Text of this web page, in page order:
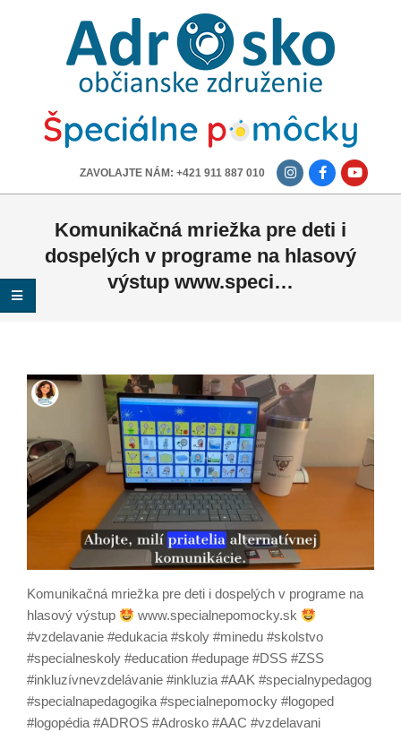
ADROSKO
OBČIANSKE
ZDRUŽENIE
ZAVOLAJTE NÁM: +421 911 887 010
Komunikačná mriežka pre deti i
dospelých v programe na hlasový
výstup www.speci…
Komunikačná mriežka pre deti i dospelých v programe na
hlasový výstup
www.specialnepomocky.sk
#vzdelavanie #edukacia #skoly #minedu #skolstvo
#specialneskoly #education #edupage #DSS #ZSS
#inkluzívnevzdelávanie #inkluzia #AAK #specialnypedagog
#specialnapedagogika #specialnepomocky #logoped
#logopédia #ADROS #Adrosko #AAC #vzdelavani